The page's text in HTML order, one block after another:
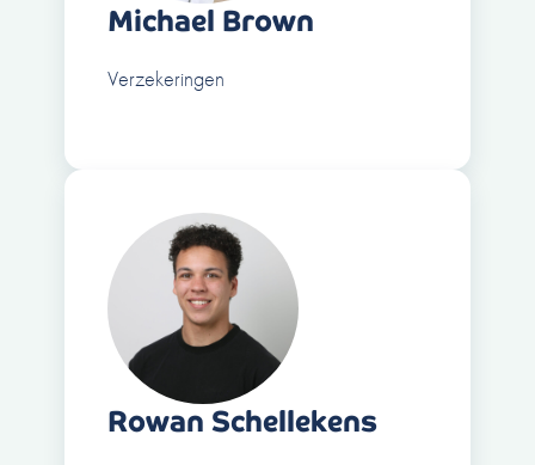
Michael Brown
Verzekeringen
Rowan Schellekens